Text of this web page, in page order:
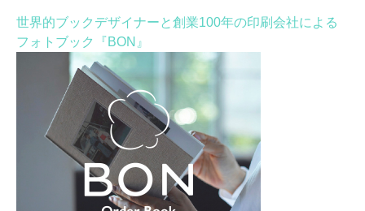
世界的ブックデザイナーと創業100年の印刷会社による
フォトブック『BON』